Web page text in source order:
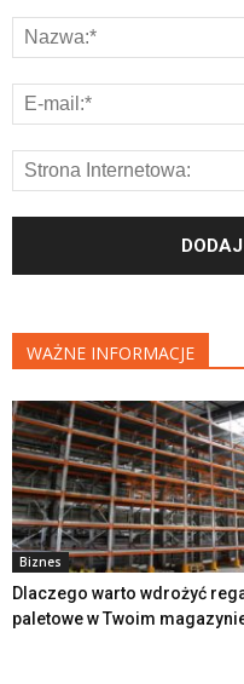
WAŻNE INFORMACJE
Biznes
Dlaczego warto wdrożyć
paletowe w Twoim